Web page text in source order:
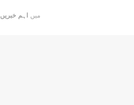
میں اہم خبریں